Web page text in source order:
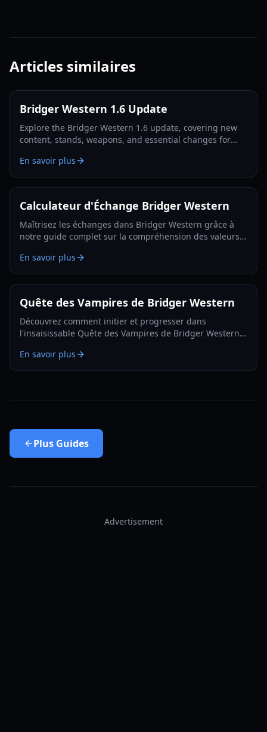
Articles similaires
Bridger Western 1.6 Update
Explore the Bridger Western 1.6 update, covering new
content, stands, weapons, and essential changes for
En savoir plus
Calculateur d'Échange Bridger Western
Maîtrisez les échanges dans Bridger Western grâce à
notre guide complet sur la compréhension des valeurs
décisions éclairées.
En savoir plus
Quête des Vampires de Bridger Western
Découvrez comment initier et progresser dans
l'insaisissable Quête des Vampires de Bridger Western,
trouver des apparitions cachées.
En savoir plus
Plus Guides
Advertisement